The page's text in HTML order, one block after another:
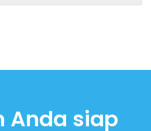
Anda siap